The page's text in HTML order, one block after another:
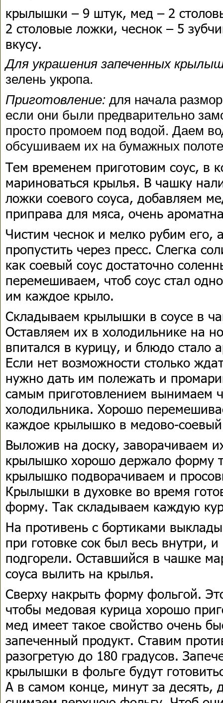
крылышки – 9 штук, мед – 2
2 столовые ложки, чеснок – 5
вкусу.
Для украшения запеченных
зелень укропа.
Приготовление: для начала
если они были предварительно
просто промоем под водой. Даем
обсушиваем их на бумажных
Тем временем приготовим соус, в
мариноваться крылья. В чашку
ложки соевого соуса, добавляем
приправа для мяса, очень
Чистим чеснок и мелко рубим его,
пропустить через пресс. Слегка
как соевый соус достаточно
перемешиваем, чтоб соус стал
им каждое крыло.
Складываем крылышки в соусе в
Оставляем их в холодильнике на
впитался в курицу, и блюдо стало
Если нет возможности столько
нужно дать им полежать и
самым приготовлением вынимаем
холодильника. Хорошо
каждое крылышко в медово-
Выложив на доску, заворачиваем
крылышко хорошо держало форму
крылышко подворачиваем и
Крылышки в духовке во время
форму. Так складываем каждую
На противень с бортиками
при готовке сок был весь внутри,
подгорели. Оставшийся в чашке
соуса вылить на крылья.
Сверху накрыть форму фольгой.
чтобы медовая курица хорошо
мед имеет такое свойство очень
запеченный продукт. Ставим
разогретую до 180 градусов.
крылышки в фольге будут
А в самом конце, минут за десять,